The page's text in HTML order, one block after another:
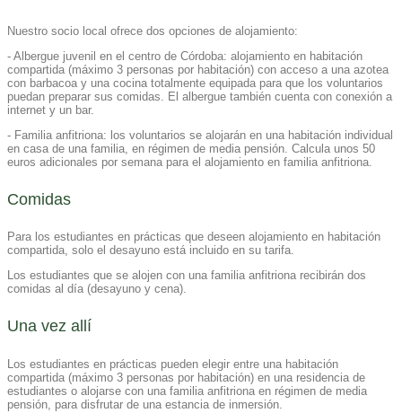
Nuestro socio local ofrece dos opciones de alojamiento:
- Albergue juvenil en el centro de Córdoba: alojamiento en habitación
compartida (máximo 3 personas por habitación) con acceso a una azotea
con barbacoa y una cocina totalmente equipada para que los voluntarios
puedan preparar sus comidas. El albergue también cuenta con conexión a
internet y un bar.
- Familia anfitriona: los voluntarios se alojarán en una habitación individual
en casa de una familia, en régimen de media pensión. Calcula unos 50
euros adicionales por semana para el alojamiento en familia anfitriona.
Comidas
Para los estudiantes en prácticas que deseen alojamiento en habitación
compartida, solo el desayuno está incluido en su tarifa.
Los estudiantes que se alojen con una familia anfitriona recibirán dos
comidas al día (desayuno y cena).
Una vez allí
Los estudiantes en prácticas pueden elegir entre una habitación
compartida (máximo 3 personas por habitación) en una residencia de
estudiantes o alojarse con una familia anfitriona en régimen de media
pensión, para disfrutar de una estancia de inmersión.